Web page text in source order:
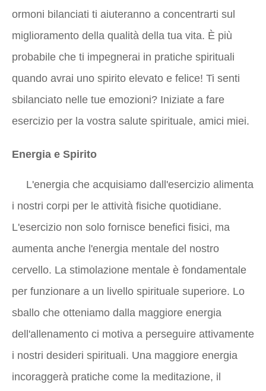
ormoni bilanciati ti aiuteranno a concentrarti sul
miglioramento della qualità della tua vita. È più
probabile che ti impegnerai in pratiche spirituali
quando avrai uno spirito elevato e felice! Ti senti
sbilanciato nelle tue emozioni? Iniziate a fare
esercizio per la vostra salute spirituale, amici miei.
Energia e Spirito
L'energia che acquisiamo dall'esercizio alimenta
i nostri corpi per le attività fisiche quotidiane.
L'esercizio non solo fornisce benefici fisici, ma
aumenta anche l'energia mentale del nostro
cervello. La stimolazione mentale è fondamentale
per funzionare a un livello spirituale superiore. Lo
sballo che otteniamo dalla maggiore energia
dell'allenamento ci motiva a perseguire attivamente
i nostri desideri spirituali. Una maggiore energia
incoraggerà pratiche come la meditazione, il